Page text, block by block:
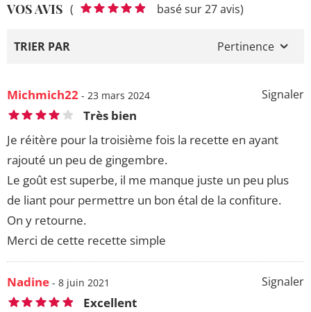
VOS AVIS ( basé sur 27 avis)
TRIER PAR Pertinence
Signaler
Michmich22 - 23 mars 2024
Très bien
Je réitère pour la troisième fois la recette en ayant
rajouté un peu de gingembre.
Le goût est superbe, il me manque juste un peu plus
de liant pour permettre un bon étal de la confiture.
On y retourne.
Merci de cette recette simple
Signaler
Nadine - 8 juin 2021
Excellent